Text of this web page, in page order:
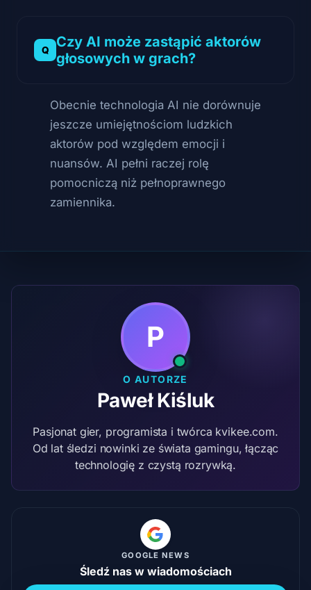
Czy AI może zastąpić aktorów
głosowych w grach?
Obecnie technologia AI nie dorównuje
jeszcze umiejętnościom ludzkich
aktorów pod względem emocji i
nuansów. AI pełni raczej rolę
pomocniczą niż pełnoprawnego
zamiennika.
P
O AUTORZE
Paweł Kiśluk
Pasjonat gier, programista i twórca kvikee.com.
Od lat śledzi nowinki ze świata gamingu, łącząc
technologię z czystą rozrywką.
GOOGLE NEWS
Śledź nas w wiadomościach